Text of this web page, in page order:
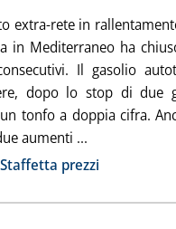
extra-rete in
in Mediterraneo ha
Il gasolio
dopo lo stop di due
tonfo a doppia cifra.
aumenti ...
prezzi